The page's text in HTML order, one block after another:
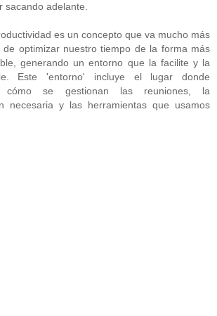
sacando adelante.
es un concepto que va mucho más
optimizar nuestro tiempo de la forma más
generando un entorno que la facilite y la
Este 'entorno' incluye el lugar donde
cómo se gestionan las reuniones, la
necesaria y las herramientas que usamos